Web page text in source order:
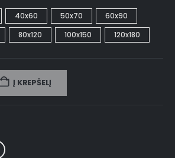
40x60 50x70
60x90
80x120 100x150 120x180
Į KREPŠELĮ